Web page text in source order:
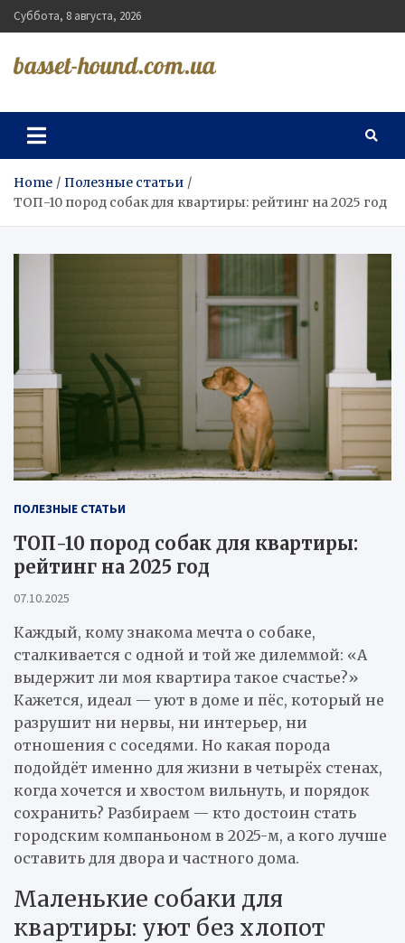
Skip
to
Суббота, 8 августа, 2026
basset-hound.com.ua
Home
Полезные статьи
ТОП-10 пород собак для квартиры: рейтинг на 2025 год
ПОЛЕЗНЫЕ СТАТЬИ
ТОП-10 пород собак для квартиры:
рейтинг на 2025 год
07.10.2025
Каждый, кому знакома мечта о собаке,
сталкивается с одной и той же дилеммой: «А
выдержит ли моя квартира такое счастье?»
Кажется, идеал — уют в доме и пёс, который не
разрушит ни нервы, ни интерьер, ни
отношения с соседями. Но какая порода
подойдёт именно для жизни в четырёх стенах,
когда хочется и хвостом вильнуть, и порядок
сохранить? Разбираем — кто достоин стать
городским компаньоном в 2025-м, а кого лучше
оставить для двора и частного дома.
Маленькие собаки для
квартиры: уют без хлопот